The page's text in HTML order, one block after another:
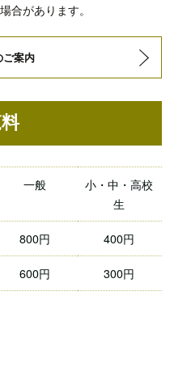
合があります。
ご案内
一般
小・中・高校
生
800円 400円
600円 300円